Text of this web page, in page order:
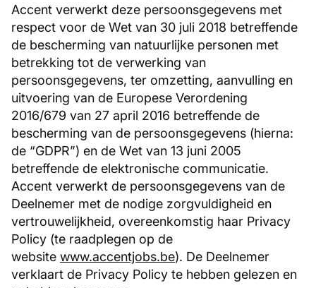
Accent verwerkt deze persoonsgegevens met
respect voor de Wet van 30 juli 2018 betreffende
de bescherming van natuurlijke personen met
betrekking tot de verwerking van
persoonsgegevens, ter omzetting, aanvulling en
uitvoering van de Europese Verordening
2016/679 van 27 april 2016 betreffende de
bescherming van de persoonsgegevens (hierna:
de “GDPR”) en de Wet van 13 juni 2005
betreffende de elektronische communicatie.
Accent verwerkt de persoonsgegevens van de
Deelnemer met de nodige zorgvuldigheid en
vertrouwelijkheid, overeenkomstig haar Privacy
Policy (te raadplegen op de
website www.accentjobs.be). De Deelnemer
verklaart de Privacy Policy te hebben gelezen en